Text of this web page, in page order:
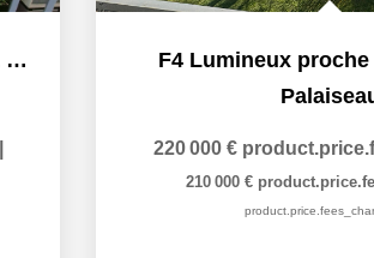
ANTONY - Appartement F3 62 m2 + 2 balcons + 2 places de...
F4 Lumineux
220 000 €
210 000 €